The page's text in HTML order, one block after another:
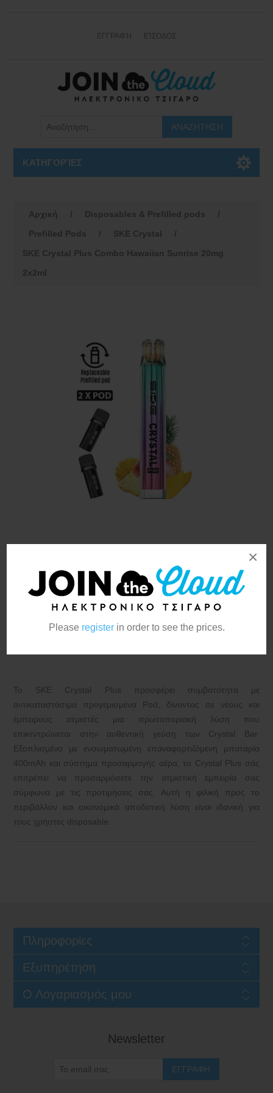
Please registerin order to see the prices.
×
ΕΓΓΡΑΦΉ ΕΊΣΟΔΟΣ
ΚΑΤΗΓΟΡΊΕΣ
Αρχική / Disposables & Prefilled pods
/
Prefilled Pods
/ SKE Crystal
/
SKE Crystal Plus Combo Hawaiian Sunrise 20mg
2x2ml
Hawaiian Sunrise 20mg
2x2ml
Κατασκευαστής: SKE
Το SKE Crystal Plus προσφέρει συμβατότητα με
αντικαταστάσιμα προγεμισμένα Pod, δίνοντας σε νέους και
έμπειρους ατμιστές μια πρωτοποριακή λύση που
επικεντρώνεται στην αυθεντική γεύση των Crystal Bar.
Εξοπλισμένο με ενσωματωμένη επαναφορτιζόμενη μπαταρία
400mAh και σύστημα προσαρμογής αέρα, το Crystal Plus σάς
επιτρέπει να προσαρμόσετε την ατμιστική εμπειρία σας
σύμφωνα με τις προτιμήσεις σας. Αυτή η φιλική προς το
περιβάλλον και οικονομικά αποδοτική λύση είναι ιδανική για
τους χρήστες disposable.
Πληροφορίες
Εξυπηρέτηση
Ο Λογαριασμός μου
Newsletter